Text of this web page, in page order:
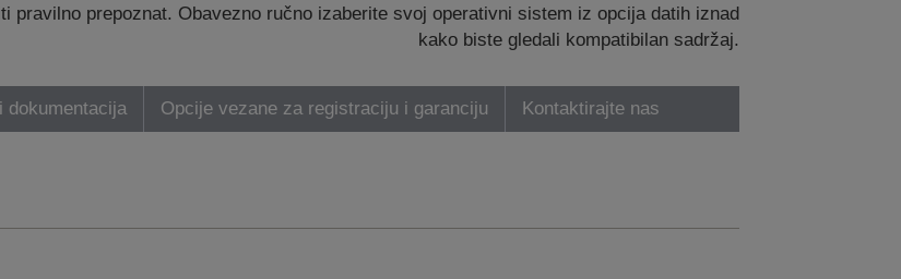
pravilno prepoznat. Obavezno ručno izaberite svoj operativni sistem iz opcija datih iznad
kako biste gledali kompatibilan sadržaj.
dokumentacija Opcije vezane za registraciju i garanciju Kontaktirajte nas